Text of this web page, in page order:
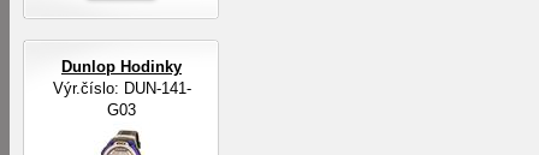
Dunlop Hodinky
Výr.číslo: DUN-141-
G03